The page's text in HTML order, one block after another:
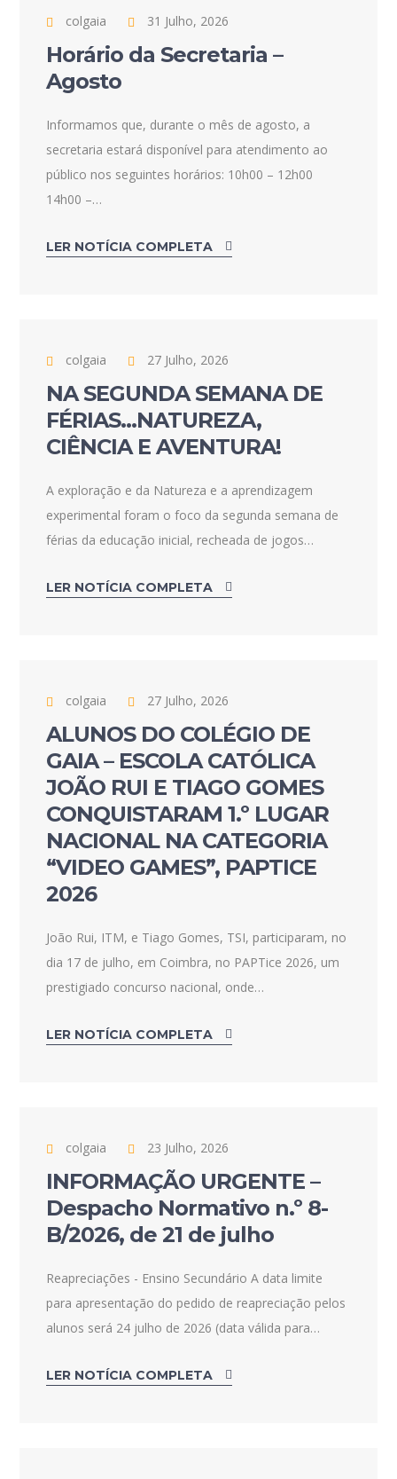
colgaia 31 Julho, 2026
Horário da Secretaria –
Agosto
Informamos que, durante o mês de agosto, a
secretaria estará disponível para atendimento ao
público nos seguintes horários: 10h00 – 12h00
14h00 –…
LER NOTÍCIA COMPLETA
colgaia 27 Julho, 2026
NA SEGUNDA SEMANA DE
FÉRIAS…NATUREZA,
CIÊNCIA E AVENTURA!
A exploração e da Natureza e a aprendizagem
experimental foram o foco da segunda semana de
férias da educação inicial, recheada de jogos…
LER NOTÍCIA COMPLETA
colgaia 27 Julho, 2026
ALUNOS DO COLÉGIO DE
GAIA – ESCOLA CATÓLICA
JOÃO RUI E TIAGO GOMES
CONQUISTARAM 1.º LUGAR
NACIONAL NA CATEGORIA
“VIDEO GAMES”, PAPTICE
2026
João Rui, ITM, e Tiago Gomes, TSI, participaram, no
dia 17 de julho, em Coimbra, no PAPTice 2026, um
prestigiado concurso nacional, onde…
LER NOTÍCIA COMPLETA
colgaia 23 Julho, 2026
INFORMAÇÃO URGENTE –
Despacho Normativo n.º 8-
B/2026, de 21 de julho
Reapreciações - Ensino Secundário A data limite
para apresentação do pedido de reapreciação pelos
alunos será 24 julho de 2026 (data válida para…
LER NOTÍCIA COMPLETA